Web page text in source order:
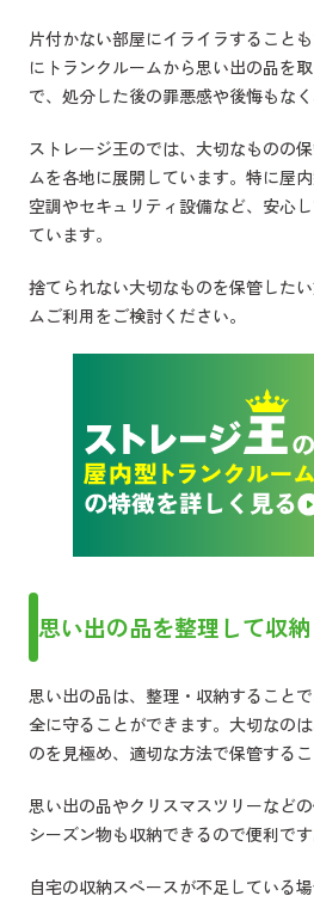
片付かない部屋にイライラすること
にトランクルームから思い出の品を
で、処分した後の罪悪感や後悔もなく
ストレージ王のでは、大切なものの
ムを各地に展開しています。特に屋
空調やセキュリティ設備など、安心
ています。
捨てられない大切なものを保管した
ムご利用をご検討ください。
思い出の品を整理して収納
思い出の品は、整理・収納すること
全に守ることができます。大切なの
のを見極め、適切な方法で保管するこ
思い出の品やクリスマスツリーなど
シーズン物も収納できるので便利です
自宅の収納スペースが不足している